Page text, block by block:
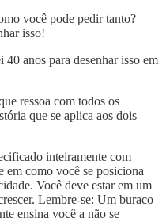
você pode pedir tanto?
isso!
anos para desenhar isso em
ressoa com todos os
que se aplica aos dois
inteiramente com
em como você se posiciona
Você deve estar em um
Lembre-se: Um buraco
ensina você a não se